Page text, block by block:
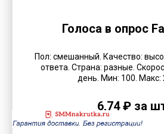
Голоса в опрос
Пол: смешанный. Качество:
ответа. Страна: разные.
день. Мин: 100. Макс:
6,74 ₽ за